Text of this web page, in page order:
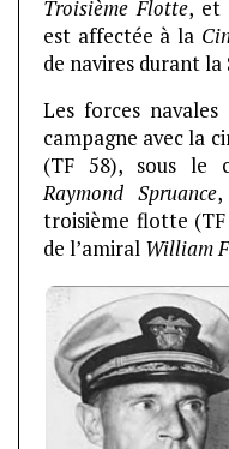
Troisième Flotte, et
est affectée à la
de navires durant la
Les forces
campagne avec la
(TF 58), sous le
Raymond Spruance,
troisième flotte (TF
de l’amiral William